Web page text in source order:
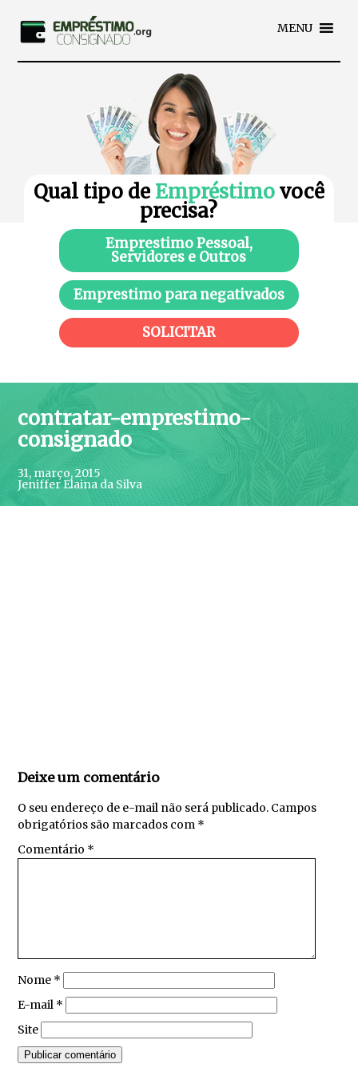
MENU
Qual tipo de Empréstimovocê
precisa?
Emprestimo Pessoal,
Servidores e Outros
Emprestimo para negativados
SOLICITAR
contratar-emprestimo-
consignado
31, março, 2015
Jeniffer Elaina da Silva
Deixe um comentário
O seu endereço de e-mail não será publicado. Campos
obrigatórios são marcados com *
Comentário *
Nome *
E-mail *
Site